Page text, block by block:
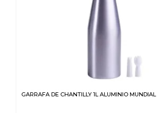
GARRAFA DE CHANTILLY 1L ALUMINIO MUNDIAL